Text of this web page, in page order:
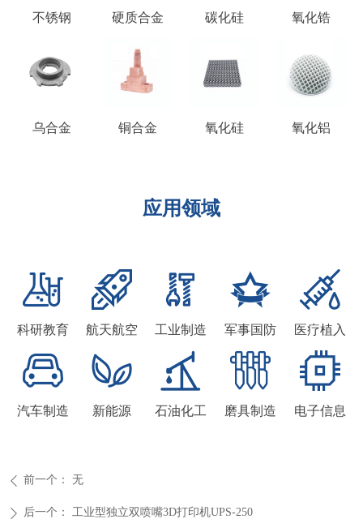
ꄴ 前一个： 无
ꄲ 后一个： 工业型独立双喷嘴3D打印机UPS-250
不锈钢 硬质合金 碳化硅 氧化锆
乌合金 铜合金 氧化硅 氧化铝
应用领域
科研教育 航天航空 工业制造 军事国防 医疗植入
汽车制造 新能源 石油化工 磨具制造 电子信息